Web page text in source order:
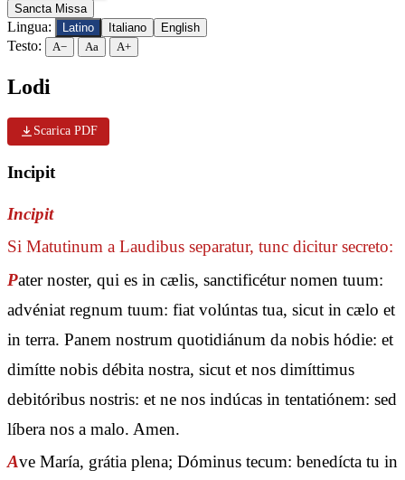
Sancta Missa
Lingua: Latino Italiano English
Testo: A− Aa A+
Lodi
Scarica PDF
Incipit
Incipit
Si Matutinum a Laudibus separatur, tunc dicitur secreto:
Pater noster, qui es in cælis, sanctificétur nomen tuum:
advéniat regnum tuum: fiat volúntas tua, sicut in cælo et
in terra. Panem nostrum quotidiánum da nobis hódie: et
dimítte nobis débita nostra, sicut et nos dimíttimus
debitóribus nostris: et ne nos indúcas in tentatiónem: sed
líbera nos a malo. Amen.
Ave María, grátia plena; Dóminus tecum: benedícta tu in